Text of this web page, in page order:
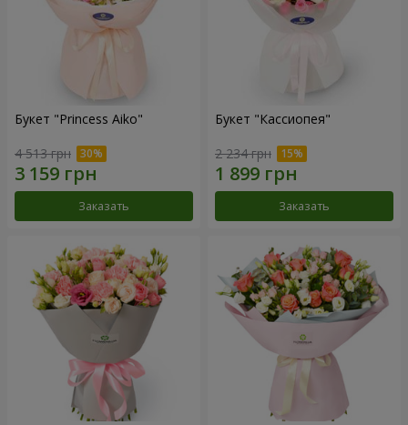
Букет "Princess Aiko"
4 513 грн
Заказать
Букет "Кассиопея"
2 234 грн
Заказать